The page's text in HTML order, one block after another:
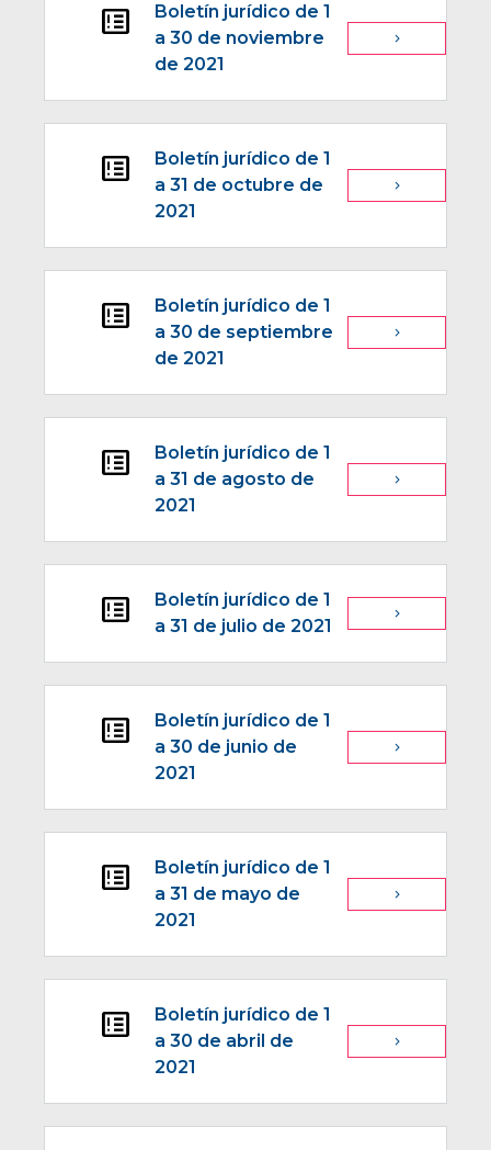
breaking_news
Boletín jurídico de 1
a 30 de noviembre
de 2021
navigate_next
breaking_news
Boletín jurídico de 1
a 31 de octubre de
2021
navigate_next
breaking_news
Boletín jurídico de 1
a 30 de septiembre
de 2021
navigate_next
breaking_news
Boletín jurídico de 1
a 31 de agosto de
2021
navigate_next
breaking_news
Boletín jurídico de 1
a 31 de julio de 2021
navigate_next
breaking_news
Boletín jurídico de 1
a 30 de junio de
2021
navigate_next
breaking_news
Boletín jurídico de 1
a 31 de mayo de
2021
navigate_next
breaking_news
Boletín jurídico de 1
a 30 de abril de
2021
navigate_next